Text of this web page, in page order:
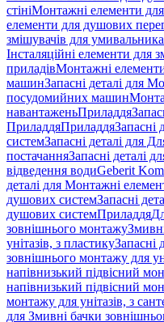
стініМонтажні елементи
елементи для душових
змішувачів для
Інсталяційні елементи для
приладівМонтажні
машинЗапасні деталі для
посудомийних машин
навантаженьПриладдя
ПриладдяПриладдяЗапасні
системЗапасні деталі для
постачанняЗапасні деталі
відведення водиGeberit
деталі для Монтажні
душових системЗапасні
душових системПриладдя
зовнішнього монтажу
унітазів, з пластикуЗапасні
зовнішнього монтажу для
напівнизький підвісний
напівнизький підвісний
монтажу для унітазів, з
для Змивні бачки